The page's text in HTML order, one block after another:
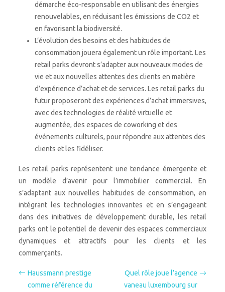
démarche éco-responsable en utilisant des énergies
renouvelables, en réduisant les émissions de CO2 et
en favorisant la biodiversité.
L’évolution des besoins et des habitudes de
consommation jouera également un rôle important. Les
retail parks devront s’adapter aux nouveaux modes de
vie et aux nouvelles attentes des clients en matière
d’expérience d’achat et de services. Les retail parks du
futur proposeront des expériences d’achat immersives,
avec des technologies de réalité virtuelle et
augmentée, des espaces de coworking et des
événements culturels, pour répondre aux attentes des
clients et les fidéliser.
Les retail parks représentent une tendance émergente et
un modèle d’avenir pour l’immobilier commercial. En
s’adaptant aux nouvelles habitudes de consommation, en
intégrant les technologies innovantes et en s’engageant
dans des initiatives de développement durable, les retail
parks ont le potentiel de devenir des espaces commerciaux
dynamiques et attractifs pour les clients et les
commerçants.
Haussmann prestige
comme référence du
Quel rôle joue l’agence
vaneau luxembourg sur